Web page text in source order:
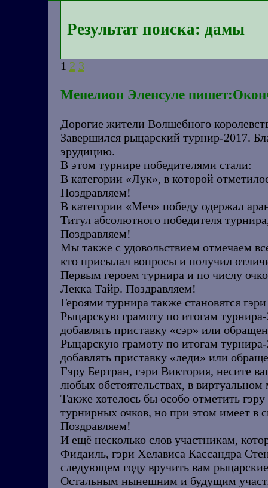
Результат поиска: дамы
1 2 3
Менелион Эленсуле
Дорогие жители Волшебного
Завершился рыцарский турнир-2017.
эрудицию.
В этом турнире победителями стали:
В категории «Лук», в которой
Поздравляем!
В категории «Меч» победу одержал
Титул абсолютного победителя
Поздравляем!
Мы также с удовольствием отмечаем
кто присылал вопросы и получил
Первым героем турнира и по числу
Лекка Тайр. Поздравляем!
Героями турнира также становятся
Рыцарскую грамоту по итогам
добавлять приставку «сэр» или
Рыцарскую грамоту по итогам
добавлять приставку «леди» или
Гэру Бертран, гэри Виктория, несите
любых обстоятельствах, в
Также хотелось бы особо отметить
турнирных очков, но при этом имеет в
Поздравляем!
И ещё несколько слов участникам,
Фидаиль, гэри Хелависа Кассандра
следующем году вручить вам
Остальным нынешним и будущим